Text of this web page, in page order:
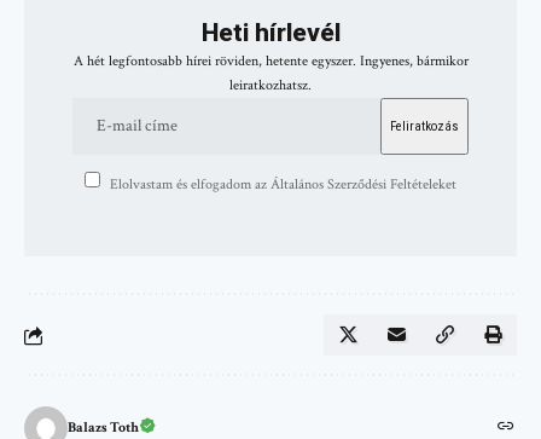
Heti hírlevél
A hét legfontosabb hírei röviden, hetente egyszer. Ingyenes, bármikor
leiratkozhatsz.
Elolvastam és elfogadom az Általános Szerződési Feltételeket
Balazs Toth